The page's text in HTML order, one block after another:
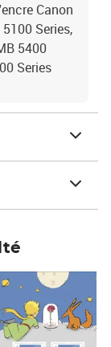
Canon
Series,
5400
Series